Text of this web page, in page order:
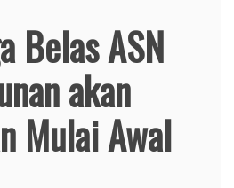
Belas ASN
akan
Mulai Awal